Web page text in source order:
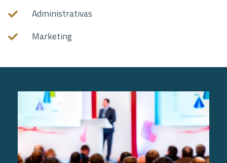
Administrativas
Marketing